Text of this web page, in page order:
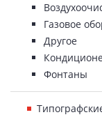
Газовое
Другое
Фонтаны